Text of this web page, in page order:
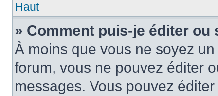
Haut
» Comment puis-je éditer
À moins que vous ne soyez
forum, vous ne pouvez éditer
messages. Vous pouvez